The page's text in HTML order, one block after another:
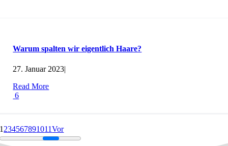
Warum spalten wir eigentlich Haare?
27. Januar 2023|
Read More
6
1 234567891011Vor